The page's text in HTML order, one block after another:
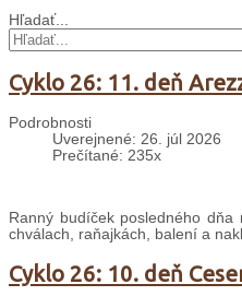
Hľadať...
Cyklo 26: 11. deň
Podrobnosti
Uverejnené: 26. júl 2026
Prečítané: 235x
Ranný budíček posledného
chválach, raňajkách, balení a
Cyklo 26: 10. deň